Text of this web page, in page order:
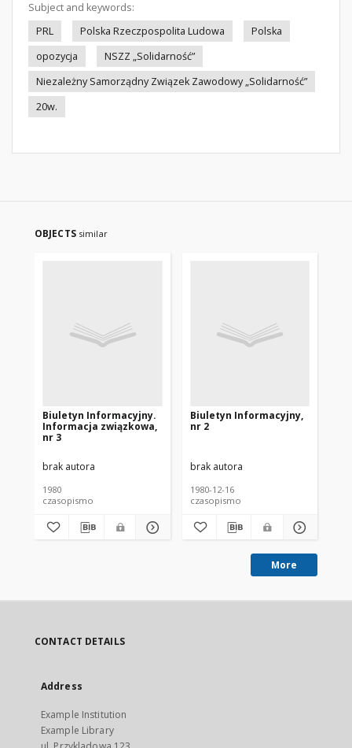
Subject and keywords:
PRL
Polska Rzeczpospolita Ludowa
Polska
opozycja
NSZZ „Solidarność”
Niezależny Samorządny Związek Zawodowy „Solidarność”
20w.
OBJECTS similar
Biuletyn Informacyjny.
Informacja związkowa,
nr 3
brak autora
1980
czasopismo
Biuletyn Informacyjny,
nr 2
brak autora
1980-12-16
czasopismo
More
CONTACT DETAILS
Address
Example Institution
Example Library